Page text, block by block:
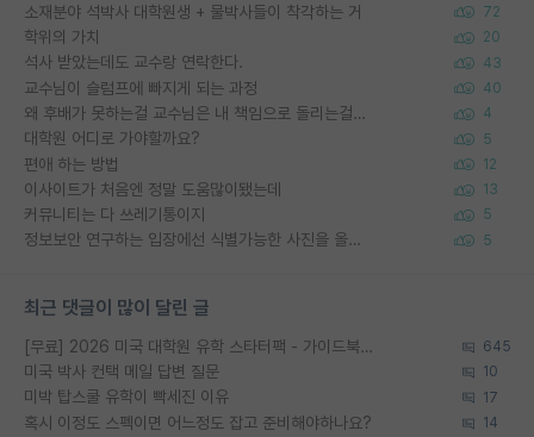
소재분야 석박사 대학원생 + 물박사들이 착각하는 거 72
학위의 가치 20
석사 받았는데도 교수랑 연락한다. 43
교수님이 슬럼프에 빠지게 되는 과정 40
왜 후배가 못하는걸 교수님은 내 책임으로 돌리는걸까요? 4
대학원 어디로 가야할까요? 5
편애 하는 방법 12
이사이트가 처음엔 정말 도움많이됐는데 13
커뮤니티는 다 쓰레기통이지 5
정보보안 연구하는 입장에선 식별가능한 사진을 올리는건 비추이긴함 5
최근 댓글이 많이 달린 글
[무료] 2026 미국 대학원 유학 스타터팩 - 가이드북 & 합격자 컨택메일 템플릿 645
미국 박사 컨택 메일 답변 질문 10
미박 탑스쿨 유학이 빡세진 이유 17
혹시 이정도 스펙이면 어느정도 잡고 준비해야하나요? 14